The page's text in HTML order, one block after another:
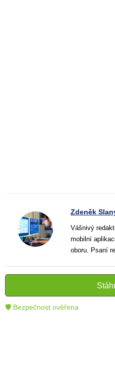
Zdeněk
Vášnivý
mobilní
oboru. Psaní
pomáhají
moderní
🛡 Bezpečnost ověřena